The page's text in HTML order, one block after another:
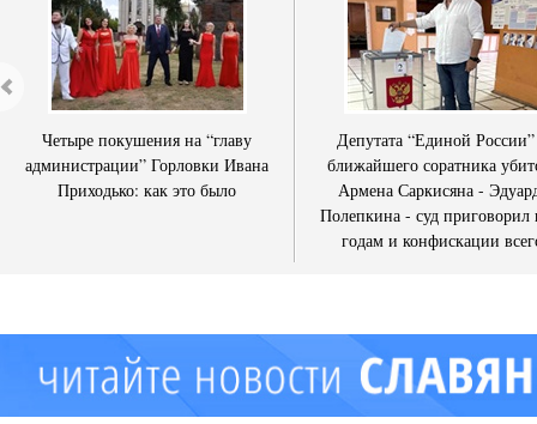
Четыре покушения на “главу
администрации” Горловки Ивана
Приходько: как это было
Депутата “Единой
ближайшего соратника
Армена Саркисяна -
Полепкина - суд приговорил
годам и конфискации